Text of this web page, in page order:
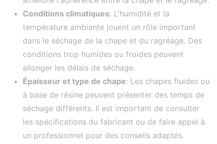
Conditions climatiques: L'humidité et la
température ambiante jouent un rôle important
dans le séchage de la chape et du ragréage. Des
conditions trop humides ou froides peuvent
allonger les délais de séchage.
Épaisseur et type de chape: Les chapes fluides ou
à base de résine peuvent présenter des temps de
séchage différents. Il est important de consulter
les spécifications du fabricant ou de faire appel à
un professionnel pour des conseils adaptés.